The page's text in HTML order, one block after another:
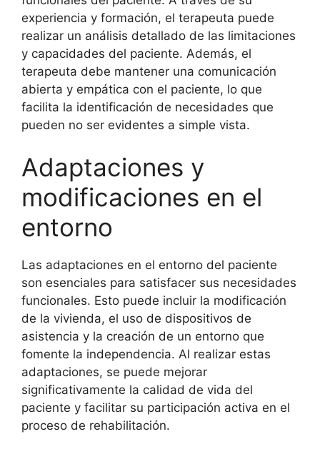
experiencia y formación, el terapeuta puede
realizar un análisis detallado de las limitaciones
y capacidades del paciente. Además, el
terapeuta debe mantener una comunicación
abierta y empática con el paciente, lo que
facilita la identificación de necesidades que
pueden no ser evidentes a simple vista.
Adaptaciones y
modificaciones en el
entorno
Las adaptaciones en el entorno del paciente
son esenciales para satisfacer sus necesidades
funcionales. Esto puede incluir la modificación
de la vivienda, el uso de dispositivos de
asistencia y la creación de un entorno que
fomente la independencia. Al realizar estas
adaptaciones, se puede mejorar
significativamente la calidad de vida del
paciente y facilitar su participación activa en el
proceso de rehabilitación.